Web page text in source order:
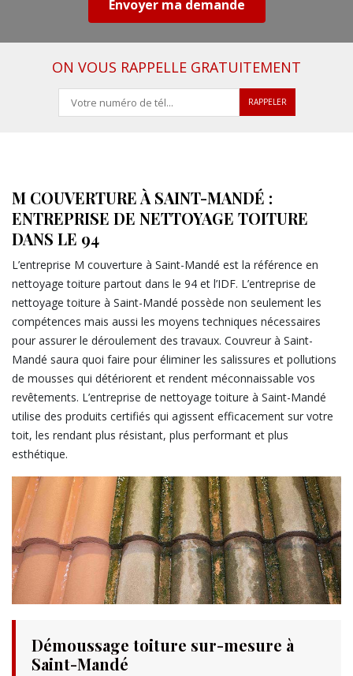
ON VOUS RAPPELLE GRATUITEMENT
M COUVERTURE À SAINT-MANDÉ :
ENTREPRISE DE NETTOYAGE TOITURE
DANS LE 94
L’entreprise M couverture à Saint-Mandé est la référence en
nettoyage toiture partout dans le 94 et l’IDF. L’entreprise de
nettoyage toiture à Saint-Mandé possède non seulement les
compétences mais aussi les moyens techniques nécessaires
pour assurer le déroulement des travaux. Couvreur à Saint-
Mandé saura quoi faire pour éliminer les salissures et pollutions
de mousses qui détériorent et rendent méconnaissable vos
revêtements. L’entreprise de nettoyage toiture à Saint-Mandé
utilise des produits certifiés qui agissent efficacement sur votre
toit, les rendant plus résistant, plus performant et plus
esthétique.
Démoussage toiture sur-mesure à
Saint-Mandé